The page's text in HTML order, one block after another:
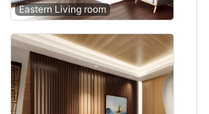
Eastern Living room